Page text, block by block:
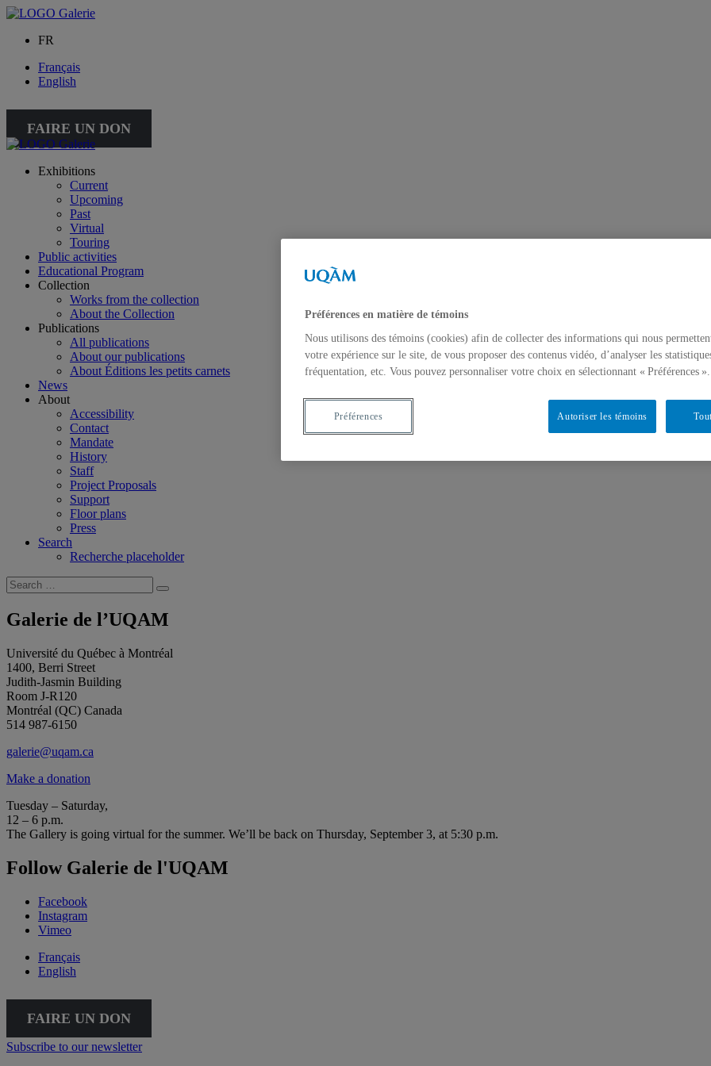
FR
Français
English
FAIRE UN DON
Exhibitions
Current
Upcoming
Past
Virtual
Touring
Public activities
Educational Program
Collection
Works from the collection
About the Collection
Publications
All publications
About our publications
About Éditions les petits carnets
News
About
Accessibility
Contact
Mandate
History
Staff
Project Proposals
Support
Floor plans
Press
Search
Recherche placeholder
Search
for:
Search
Galerie de l’UQAM
Université du Québec à Montréal
1400, Berri Street
Judith-Jasmin Building
Room J-R120
Montréal (QC) Canada
514 987-6150
galerie@uqam.ca
Make a donation
Tuesday – Saturday,
12 – 6 p.m.
The Gallery is going virtual for the summer. We’ll be back on Thursday, September 3, at 5:30 p.m.
Follow Galerie de l'UQAM
Facebook
Instagram
Vimeo
Français
English
FAIRE UN DON
Subscribe to our newsletter
Préférences en matière de témoins
Nous utilisons des témoins (cookies) afin de collecter des informations qui nous
votre expérience sur le site, de vous proposer des contenus vidéo, d’analyser les
fréquentation, etc. Vous pouvez personnaliser votre choix en sélectionnant « Préférences ».
Autoriser les témoins
Préférences